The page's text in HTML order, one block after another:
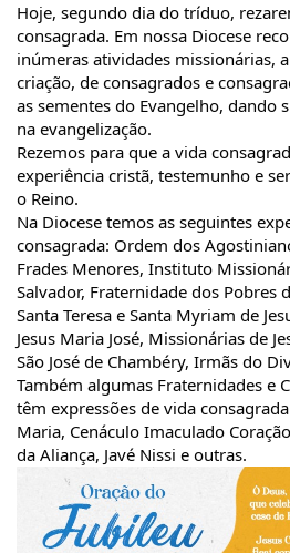
Hoje, segundo dia do tríduo,
consagrada. Em nossa Diocese
inúmeras atividades missionárias,
criação, de consagrados e
as sementes do Evangelho, dando
na evangelização.
Rezemos para que a vida
experiência cristã, testemunho e
o Reino.
Na Diocese temos as seguintes
consagrada: Ordem dos
Frades Menores, Instituto
Salvador, Fraternidade dos Pobres
Santa Teresa e Santa Myriam de
Jesus Maria José, Missionárias de
São José de Chambéry, Irmãs do
Também algumas Fraternidades e
têm expressões de vida
Maria, Cenáculo Imaculado
da Aliança, Javé Nissi e outras.